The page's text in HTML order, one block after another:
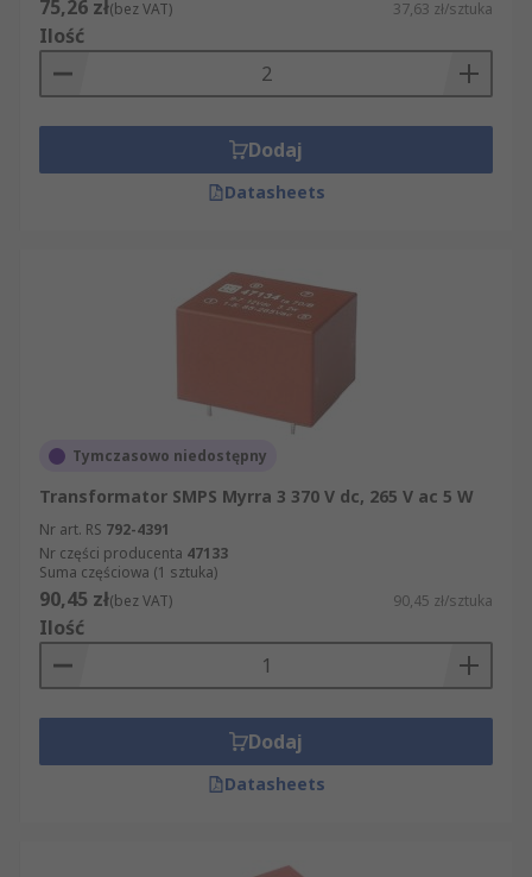
75,26 zł(bez VAT) 37,63 zł/sztuka
Ilość
Dodaj
Datasheets
Tymczasowo niedostępny
Transformator SMPS Myrra 3 370 V dc, 265 V ac 5 W
Nr art. RS 792-4391
Nr części producenta 47133
Suma częściowa (1 sztuka)
90,45 zł(bez VAT) 90,45 zł/sztuka
Ilość
Dodaj
Datasheets